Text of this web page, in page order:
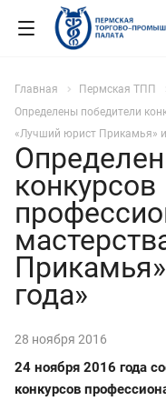
Главная Пермская ТПП
Определены победители
«Лучший юрист Прикамья» и
конкурсов
года»
28 ноября 2016
24 ноября 2016 года
конкурсов